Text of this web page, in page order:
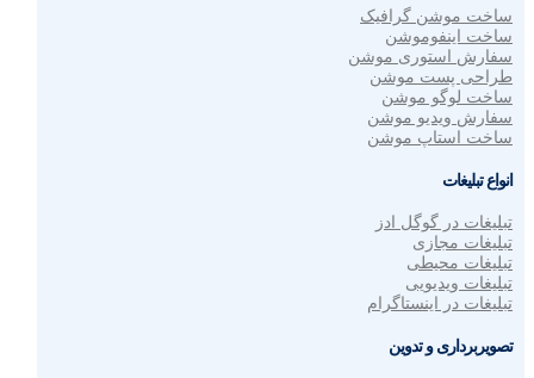
ساخت موشن گرافیک
ساخت اینفوموشن
سفارش استوری موشن
طراحی پست موشن
ساخت لوگو موشن
سفارش ویدیو موشن
ساخت استاپ موشن
انواع تبلیغات
تبلیغات در گوگل ادز
تبلیغات مجازی
تبلیغات محیطی
تبلیغات ویدیویی
تبلیغات در اینستاگرام
تصویربرداری و تدوین